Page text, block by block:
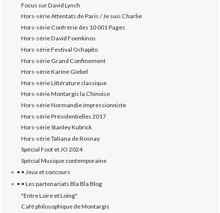
Focus sur David Lynch
Hors-série Attentats de Paris / Je suis Charlie
Hors-série Confrérie des 10 001 Pages
Hors-série David Foenkinos
Hors-série Festival Ochapito
Hors-série Grand Confinement
Hors-série Karine Giebel
Hors-série Littérature classique
Hors-série Montargis la Chinoise
Hors-série Normandie impressionniste
Hors-série Présidentielles 2017
Hors-série Stanley Kubrick
Hors-série Tatiana de Rosnay
Spécial Foot et JO 2024
Spécial Musique contemporaine
• • Jeux et concours
• • Les partenariats Bla Bla Blog
"Entre Loire et Loing"
Café philosophique de Montargis